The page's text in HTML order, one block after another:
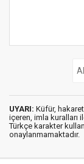
UYARI: Küfür,
içeren, imla kuralları
Türkçe karakter
onaylanmamaktadır.